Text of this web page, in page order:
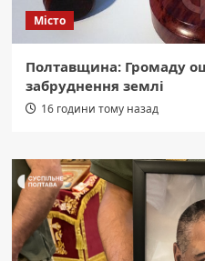
Місто
Полтавщина: Громаду
забруднення землі
16 години тому назад